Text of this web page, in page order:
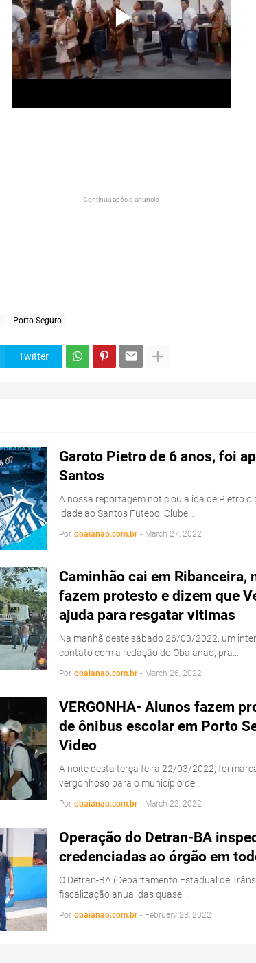
Continua após o anuncio
Porto Seguro
Twitter
Garoto Pietro de 6 anos, foi
Santos
A nossa reportagem noticiou a ida de Pietro o
idade ao Santos Futebol Clube…
Por obaianao.com.br - March 27, 2022
Caminhão cai em Ribanceira,
fazem protesto e dizem que
ajuda para resgatar vitimas
Na manhã deste sábado 26/03/2022, um
contato com a redação do Obaianao, pra…
Por obaianao.com.br - March 26, 2022
VERGONHA- Alunos fazem
de ônibus escolar em Porto
Video
A noite desta terça feira 22/03/2022, foi
vergonhoso para o município de…
Por obaianao.com.br - March 22, 2022
Operação do Detran-BA
credenciadas ao órgão em
O Detran-BA (Departamento Estadual de
fiscalização anual das quase …
Por obaianao.com.br - February 23, 2022